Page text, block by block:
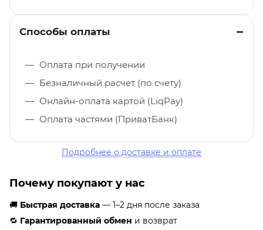
Способы оплаты
Оплата при получении
Безналичный расчет (по счету)
Онлайн-оплата картой (LiqPay)
Оплата частями (ПриватБанк)
Подробнее о доставке и оплате
Почему покупают у нас
🚚 Быстрая доставка — 1–2 дня после заказа
🔁 Гарантированный обмен и возврат